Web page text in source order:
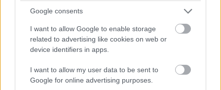
Google consents
I want to allow Google to enable storage
related to advertising like cookies on web or
device identifiers in apps.
I want to allow my user data to be sent to
Google for online advertising purposes.
Pulzusméréssel segíti a biztonságos mozgást az új
balatoni kardioösvény (X)
4 és egy 8 km-es egészségügyi tanösvény nyílt